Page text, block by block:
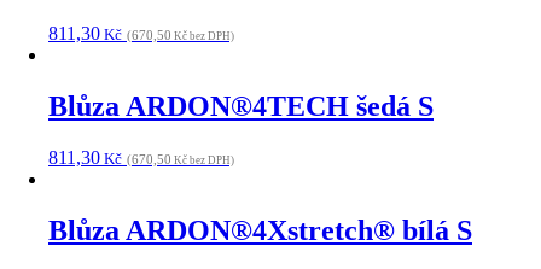
811,30 Kč (670,50 Kč bez DPH)
Blůza ARDON®4TECH šedá S
811,30 Kč (670,50 Kč bez DPH)
Blůza ARDON®4Xstretch® bílá S